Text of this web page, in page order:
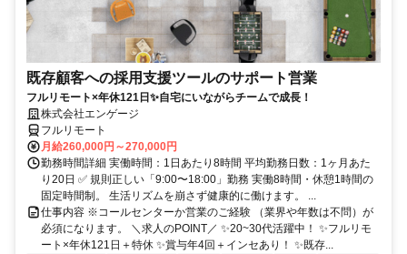
既存顧客への採用支援ツールのサポート営業
フルリモート×年休121日✨自宅にいながらチームで成長！
株式会社エンゲージ
フルリモート
月給260,000円～270,000円
勤務時間詳細 実働時間：1日あたり8時間 平均勤務日数：1ヶ月あた
り20日 ✅ 規則正しい「9:00〜18:00」勤務 実働8時間・休憩1時間の
固定時間制。 生活リズムを崩さず健康的に働けます。 ...
仕事内容 ※コールセンターか営業のご経験 （業界や年数は不問）が
必須になります。 ＼求人のPOINT／ ✨20~30代活躍中！ ✨フルリモ
ート×年休121日＋特休 ✨賞与年4回＋インセあり！ ✨既存...